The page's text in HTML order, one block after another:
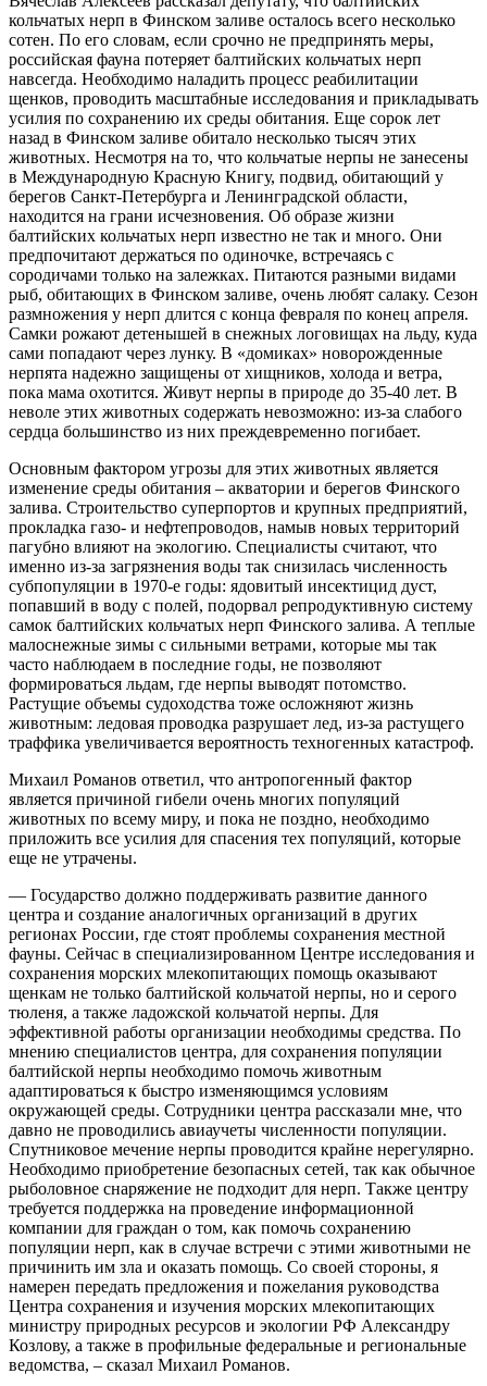
кольчатых нерп в Финском заливе осталось всего несколько
сотен. По его словам, если срочно не предпринять меры,
российская фауна потеряет балтийских кольчатых нерп
навсегда. Необходимо наладить процесс реабилитации
щенков, проводить масштабные исследования и прикладывать
усилия по сохранению их среды обитания. Еще сорок лет
назад в Финском заливе обитало несколько тысяч этих
животных. Несмотря на то, что кольчатые нерпы не занесены
в Международную Красную Книгу, подвид, обитающий у
берегов Санкт-Петербурга и Ленинградской области,
находится на грани исчезновения. Об образе жизни
балтийских кольчатых нерп известно не так и много. Они
предпочитают держаться по одиночке, встречаясь с
сородичами только на залежках. Питаются разными видами
рыб, обитающих в Финском заливе, очень любят салаку. Сезон
размножения у нерп длится с конца февраля по конец апреля.
Самки рожают детенышей в снежных логовищах на льду, куда
сами попадают через лунку. В «домиках» новорожденные
нерпята надежно защищены от хищников, холода и ветра,
пока мама охотится. Живут нерпы в природе до 35-40 лет. В
неволе этих животных содержать невозможно: из-за слабого
сердца большинство из них преждевременно погибает.
Основным фактором угрозы для этих животных является
изменение среды обитания – акватории и берегов Финского
залива. Строительство суперпортов и крупных предприятий,
прокладка газо- и нефтепроводов, намыв новых территорий
пагубно влияют на экологию. Специалисты считают, что
именно из-за загрязнения воды так снизилась численность
субпопуляции в 1970-е годы: ядовитый инсектицид дуст,
попавший в воду с полей, подорвал репродуктивную систему
самок балтийских кольчатых нерп Финского залива. А теплые
малоснежные зимы с сильными ветрами, которые мы так
часто наблюдаем в последние годы, не позволяют
формироваться льдам, где нерпы выводят потомство.
Растущие объемы судоходства тоже осложняют жизнь
животным: ледовая проводка разрушает лед, из-за растущего
траффика увеличивается вероятность техногенных катастроф.
Михаил Романов ответил, что антропогенный фактор
является причиной гибели очень многих популяций
животных по всему миру, и пока не поздно, необходимо
приложить все усилия для спасения тех популяций, которые
еще не утрачены.
— Государство должно поддерживать развитие данного
центра и создание аналогичных организаций в других
регионах России, где стоят проблемы сохранения местной
фауны. Сейчас в специализированном Центре исследования и
сохранения морских млекопитающих помощь оказывают
щенкам не только балтийской кольчатой нерпы, но и серого
тюленя, а также ладожской кольчатой нерпы. Для
эффективной работы организации необходимы средства. По
мнению специалистов центра, для сохранения популяции
балтийской нерпы необходимо помочь животным
адаптироваться к быстро изменяющимся условиям
окружающей среды. Сотрудники центра рассказали мне, что
давно не проводились авиаучеты численности популяции.
Спутниковое мечение нерпы проводится крайне нерегулярно.
Необходимо приобретение безопасных сетей, так как обычное
рыболовное снаряжение не подходит для нерп. Также центру
требуется поддержка на проведение информационной
компании для граждан о том, как помочь сохранению
популяции нерп, как в случае встречи с этими животными не
причинить им зла и оказать помощь. Со своей стороны, я
намерен передать предложения и пожелания руководства
Центра сохранения и изучения морских млекопитающих
министру природных ресурсов и экологии РФ Александру
Козлову, а также в профильные федеральные и региональные
ведомства, – сказал Михаил Романов.